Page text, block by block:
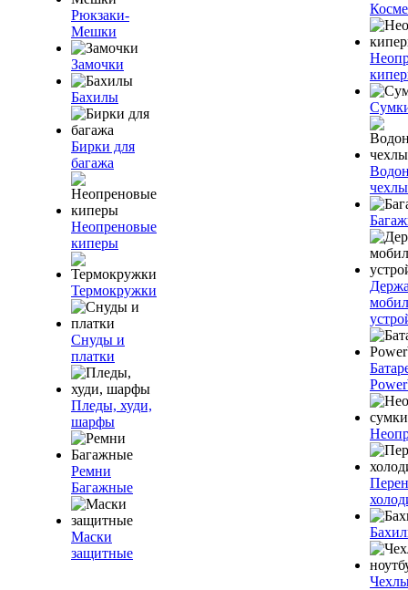
Рюкзаки-
Мешки
Замочки
Бахилы
Бирки для
багажа
Неопреновые
киперы
Термокружки
Снуды и
платки
Пледы, худи,
шарфы
Ремни
Багажные
Маски
защитные